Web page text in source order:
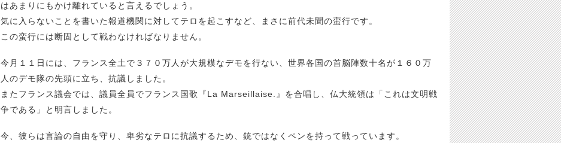
はあまりにもかけ離れていると言えるでしょう。
気に入らないことを書いた報道機関に対してテロを起こすなど、まさに前代未聞の蛮行です。
この蛮行には断固として戦わなければなりません。
今月１１日には、フランス全土で３７０万人が大規模なデモを行ない、世界各国の首脳陣数十名が１６０万
人のデモ隊の先頭に立ち、抗議しました。
またフランス議会では、議員全員でフランス国歌『La Marseillaise.』を合唱し、仏大統領は「これは文明戦
争である」と明言しました。
今、彼らは言論の自由を守り、卑劣なテロに抗議するため、銃ではなくペンを持って戦っています。